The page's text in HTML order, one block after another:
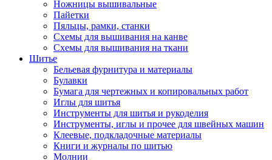
Ножницы вышивальные
Пайетки
Пяльцы, рамки, станки
Схемы для вышивания на канве
Схемы для вышивания на ткани
Шитье
Бельевая фурнитура и материалы
Булавки
Бумага для чертежных и копировальных работ
Иглы для шитья
Инструменты для шитья и рукоделия
Инструменты, иглы и прочее для швейных машин
Клеевые, подкладочные материалы
Книги и журналы по шитью
Молнии